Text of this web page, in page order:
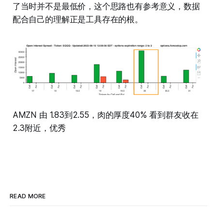
了当时并不是最低价，这个思路也有参考意义，数据
配合自己的理解正是工具存在的根。
AMZN 由 1.83到2.55，肉的厚度40% 看到群友收在
2.3附近，优秀
READ MORE